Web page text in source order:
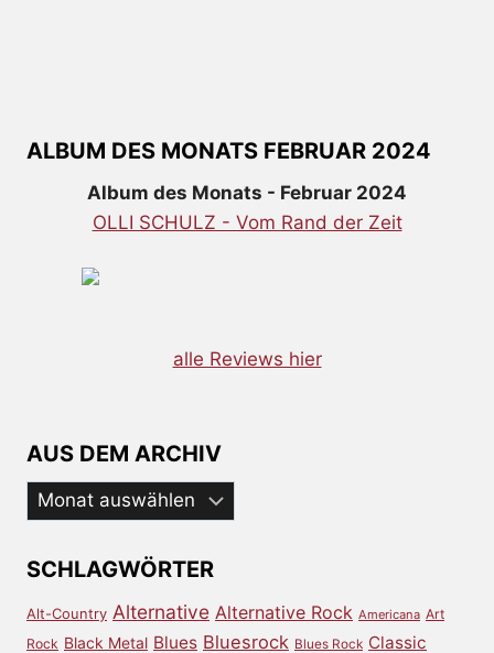
ALBUM DES MONATS FEBRUAR 2024
Album des Monats - Februar 2024
OLLI SCHULZ - Vom Rand der Zeit
alle Reviews hier
AUS DEM ARCHIV
Aus
dem
SCHLAGWÖRTER
Alt-Country Alternative Alternative Rock Americana Art
Rock Black Metal Blues Bluesrock Blues Rock Classic